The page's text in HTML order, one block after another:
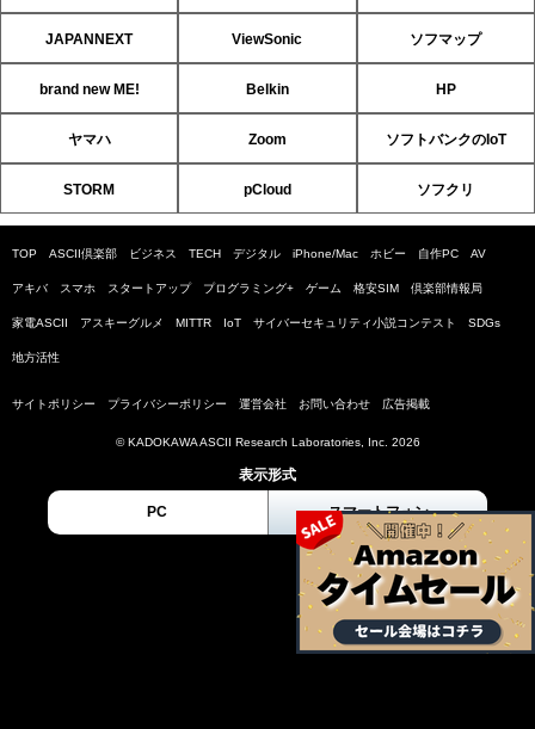
JAPANNEXT ViewSonic ソフマップ
brand new ME! Belkin HP
ヤマハ Zoom ソフトバンクのIoT
STORM pCloud ソフクリ
TOP ASCII倶楽部 ビジネス TECH デジタル iPhone/Mac ホビー 自作PC AV
アキバ スマホ スタートアップ プログラミング+ ゲーム 格安SIM 倶楽部情報局
家電ASCII アスキーグルメ MITTR IoT サイバーセキュリティ小説コンテスト SDGs
地方活性
サイトポリシー プライバシーポリシー 運営会社 お問い合わせ 広告掲載
© KADOKAWA ASCII Research Laboratories, Inc. 2026
表示形式
PC スマートフォン